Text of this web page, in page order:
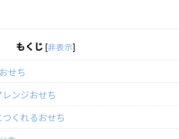
もくじ [非表示]
せち
ンジおせち
くれるおせち